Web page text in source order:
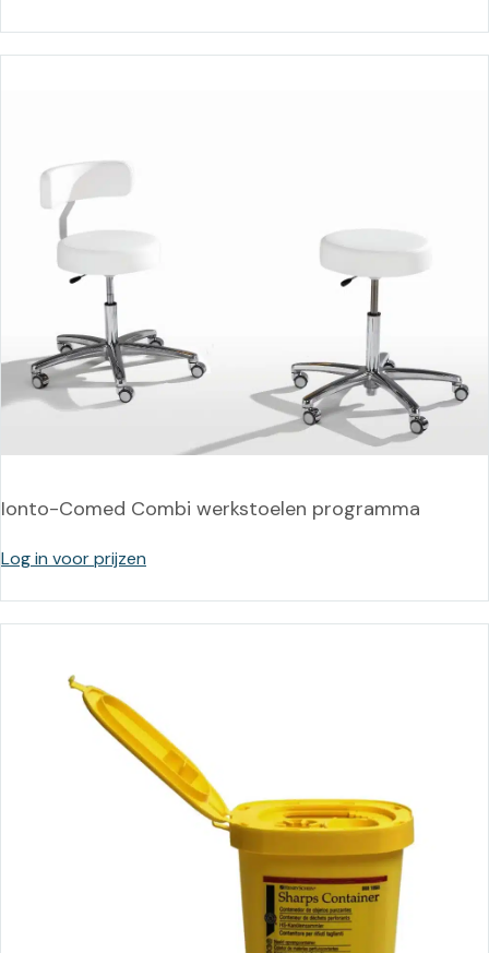
Ionto-Comed Combi werkstoelen programma
Log in voor prijzen